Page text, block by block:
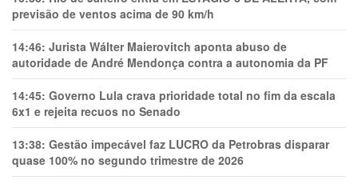
previsão de ventos acima de 90 km/h
14:46: Jurista Wálter Maierovitch aponta abuso de
autoridade de André Mendonça contra a autonomia da PF
14:45: Governo Lula crava prioridade total no fim da escala
6x1 e rejeita recuos no Senado
13:38: Gestão impecável faz LUCRO da Petrobras disparar
quase 100% no segundo trimestre de 2026